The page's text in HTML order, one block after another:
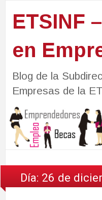
ETSINF
en
Blog de la
Empresas de la
Día: 26 de